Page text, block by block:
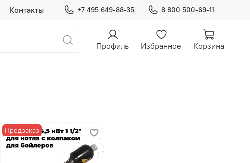
Контакты +7 495 649-88-35 8 800 500-69-11
Профиль Избранное Корзина
Предзаказ